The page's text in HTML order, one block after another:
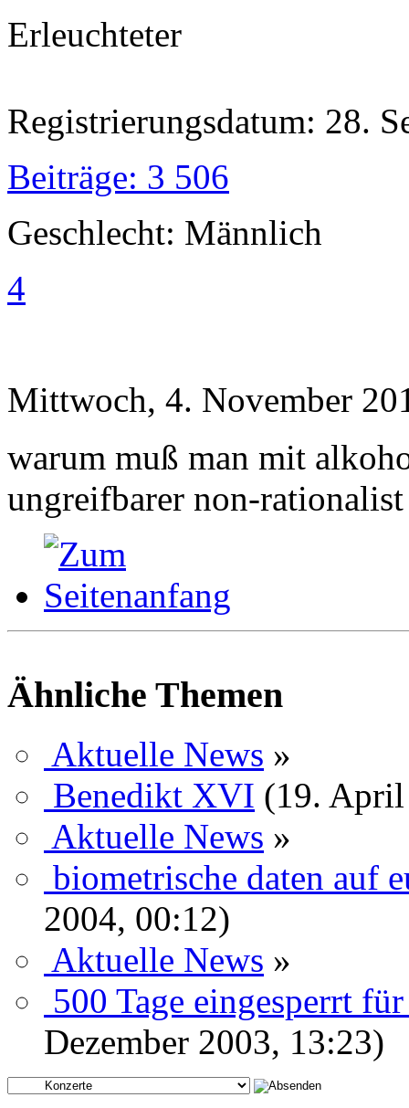
Erleuchteter
Registrierungsdatum: 28.
Beiträge: 3 506
Geschlecht: Männlich
4
Mittwoch, 4. November
warum muß man mit
ungreifbarer non-rationalist
Ähnliche Themen
Aktuelle News »
Benedikt XVI (19.
Aktuelle News »
biometrische daten auf
2004, 00:12)
Aktuelle News »
500 Tage eingesperrt
Dezember 2003, 13:23)